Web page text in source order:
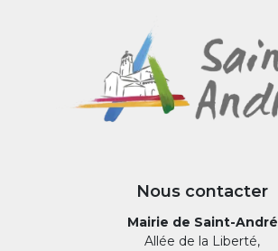
Nous contacter
Mairie de Saint-André
Allée de la Liberté,